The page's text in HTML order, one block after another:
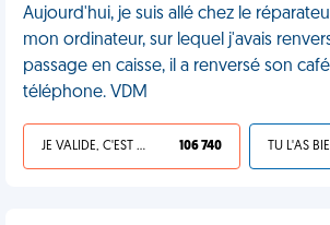
Aujourd'hui, je suis allé chez le
mon ordinateur, sur lequel j'avais
passage en caisse, il a renversé son
téléphone. VDM
JE VALIDE, C'EST UNE VDM 106 740